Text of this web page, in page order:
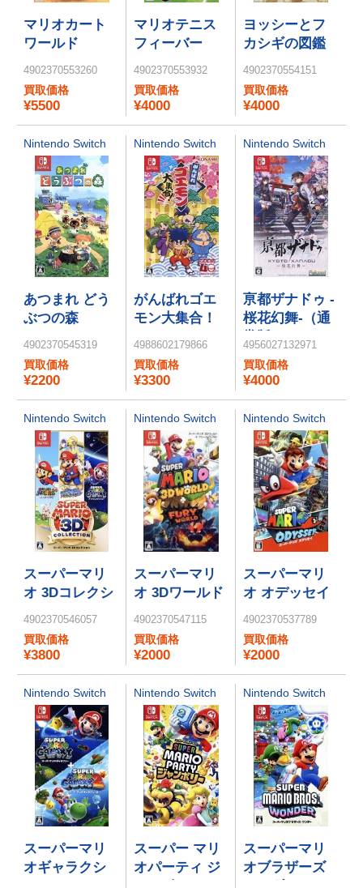
マリオカート
ワールド
4902370553260
買取価格
¥5500
マリオテニス
フィーバー
4902370553932
買取価格
¥4000
ヨッシーとフ
カシギの図鑑
4902370554151
買取価格
¥4000
Nintendo Switch
あつまれ どう
ぶつの森
4902370545319
買取価格
¥2200
Nintendo Switch
がんばれゴエ
モン大集合！
4988602179866
買取価格
¥3300
Nintendo Switch
亰都ザナドゥ -
桜花幻舞-（通
常版）
4956027132971
買取価格
¥4000
Nintendo Switch
スーパーマリ
オ 3Dコレクシ
ョン
4902370546057
買取価格
¥3800
Nintendo Switch
スーパーマリ
オ 3Dワールド
＋ フューリー
ワールド
4902370547115
買取価格
¥2000
Nintendo Switch
スーパーマリ
オ オデッセイ
4902370537789
買取価格
¥2000
Nintendo Switch
スーパーマリ
オギャラクシ
Nintendo Switch
スーパー マリ
オパーティ ジ
Nintendo Switch
スーパーマリ
オブラザーズ